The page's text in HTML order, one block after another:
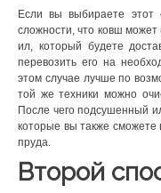
Если вы выбираете этот
сложности, что ковш
ил, который будете
перевозить его на
этом случае лучше по
той же техники можно
После чего подсушенный
которые вы также сможете
пруда.
Второй